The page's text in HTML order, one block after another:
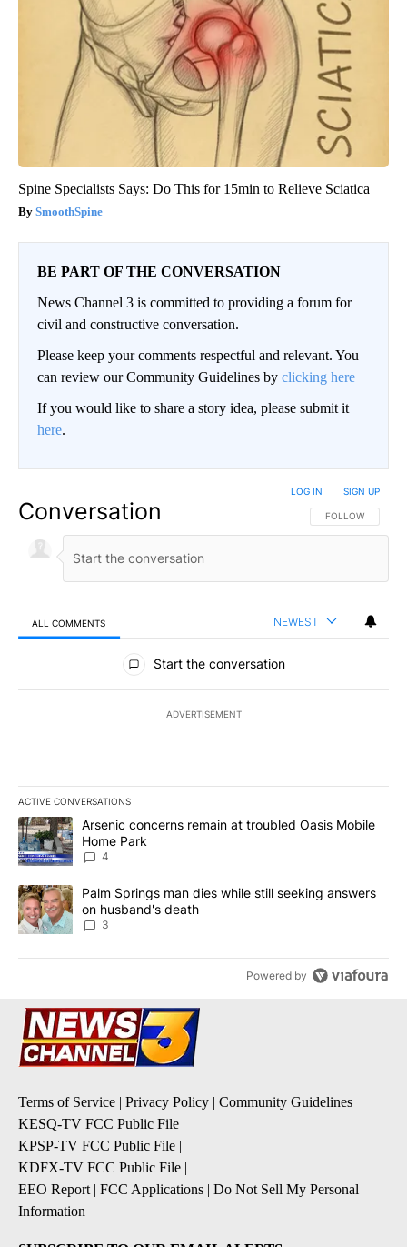
Spine Specialists Says: Do This for 15min to Relieve Sciatica
SmoothSpine
BE PART OF THE CONVERSATION
News Channel 3 is committed to providing a forum for
civil and constructive conversation.
Please keep your comments respectful and relevant. You
can review our Community Guidelines by clicking here
If you would like to share a story idea, please submit it
here.
Conversation FOLLOW THIS
FOLLOW
LOG IN SIGN UP
ALL COMMENTS NEWEST
All Comments
Start the conversation
ADVERTISEMENT
ACTIVE CONVERSATIONS
The following is a list of the most commented articles in the last
A trending article titled "Arsenic concerns remain at troubled
Arsenic concerns remain at troubled Oasis Mobile
Home Park
4
A trending article titled "Palm Springs man dies while still
Palm Springs man dies while still seeking answers
on husband's death
3
Powered by
Terms of Service | Privacy Policy | Community Guidelines
KESQ-TV FCC Public File |
KPSP-TV FCC Public File |
KDFX-TV FCC Public File |
EEO Report | FCC Applications | Do Not Sell My Personal
Information